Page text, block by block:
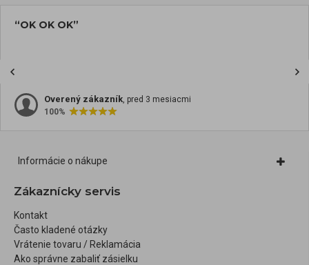
“OK OK OK”
Overený zákazník, pred 3 mesiacmi
100%
Informácie o nákupe
Zákaznícky servis
Kontakt
Často kladené otázky
Vrátenie tovaru / Reklamácia
Ako správne zabaliť zásielku